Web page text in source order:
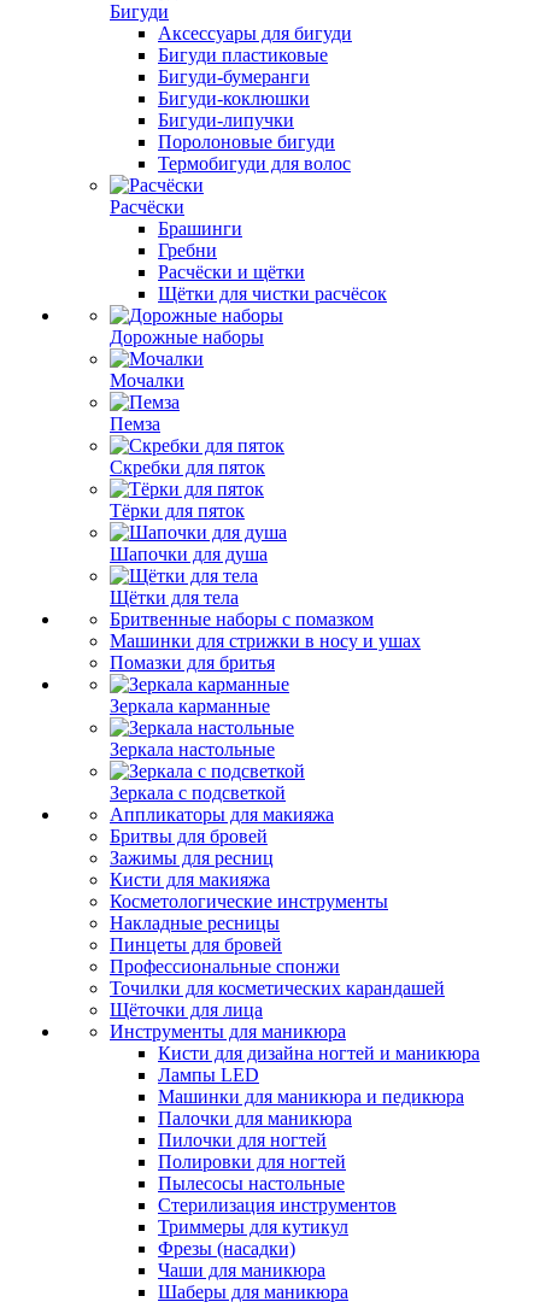
Бигуди
Аксессуары для бигуди
Бигуди пластиковые
Бигуди-бумеранги
Бигуди-коклюшки
Бигуди-липучки
Поролоновые бигуди
Термобигуди для волос
Расчёски
Брашинги
Гребни
Расчёски и щётки
Щётки для чистки расчёсок
Дорожные наборы
Мочалки
Пемза
Скребки для пяток
Тёрки для пяток
Шапочки для душа
Щётки для тела
Бритвенные наборы с помазком
Машинки для стрижки в носу и ушах
Помазки для бритья
Зеркала карманные
Зеркала настольные
Зеркала с подсветкой
Аппликаторы для макияжа
Бритвы для бровей
Зажимы для ресниц
Кисти для макияжа
Косметологические инструменты
Накладные ресницы
Пинцеты для бровей
Профессиональные спонжи
Точилки для косметических карандашей
Щёточки для лица
Инструменты для маникюра
Кисти для дизайна ногтей и маникюра
Лампы LED
Машинки для маникюра и педикюра
Палочки для маникюра
Пилочки для ногтей
Полировки для ногтей
Пылесосы настольные
Стерилизация инструментов
Триммеры для кутикул
Фрезы (насадки)
Чаши для маникюра
Шаберы для маникюра